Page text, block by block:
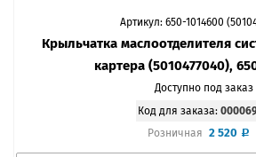
Артикул: 650-1014600
Крыльчатка маслоотделителя
картера (5010477040),
Доступно под заказ
Код для заказа:
Розничная 2 520